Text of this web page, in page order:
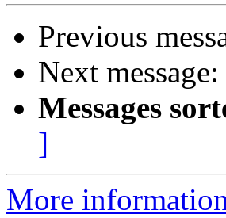
Previous
Next message:
Messages
]
More